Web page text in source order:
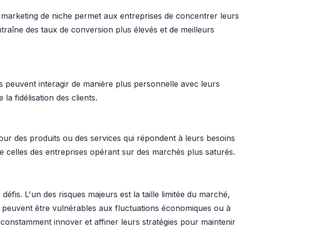
de niche permet aux entreprises de concentrer leurs
des taux de conversion plus élevés et de meilleurs
interagir de manière plus personnelle avec leurs
fidélisation des clients.
des produits ou des services qui répondent à leurs besoins
celles des entreprises opérant sur des marchés plus saturés.
L'un des risques majeurs est la taille limitée du marché,
être vulnérables aux fluctuations économiques ou à
innover et affiner leurs stratégies pour maintenir